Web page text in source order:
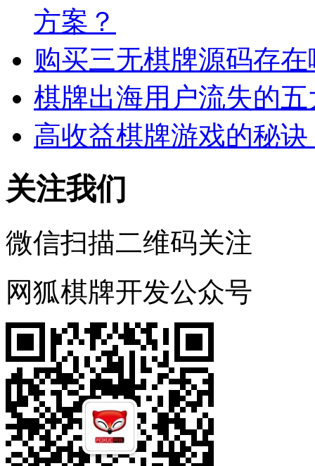
方案？
购买三无棋牌源码存
棋牌出海用户流失的
高收益棋牌游戏的秘
关注我们
微信扫描二维码关注
网狐棋牌开发公众号